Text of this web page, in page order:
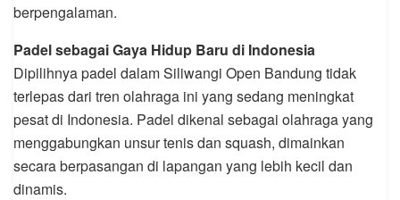
berpengalaman.
Padel sebagai Gaya Hidup Baru di Indonesia
Dipilihnya padel dalam Siliwangi Open Bandung tidak
terlepas dari tren olahraga ini yang sedang meningkat
pesat di Indonesia. Padel dikenal sebagai olahraga yang
menggabungkan unsur tenis dan squash, dimainkan
secara berpasangan di lapangan yang lebih kecil dan
dinamis.